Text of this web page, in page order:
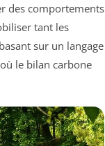
des comportements
tant les
sur un langage
le bilan carbone